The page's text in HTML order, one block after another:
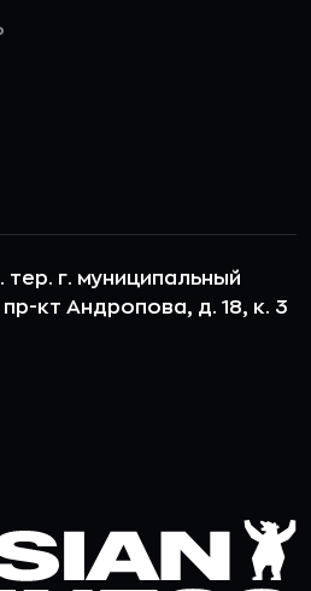
тер. г. муниципальный
кт Андропова, д. 18, к. 3